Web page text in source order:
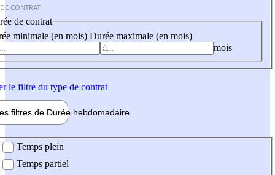
CONTRAT
de contrat
minimale (en mois) Durée maximale (en mois)
mois
le filtre du type de contrat
filtres de Durée hebdomadaire
Temps plein
Temps partiel